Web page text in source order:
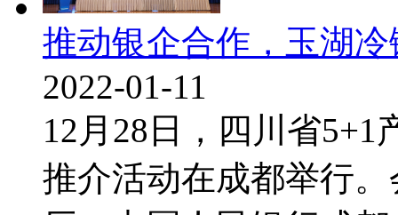
推动银企合作，玉湖
2022-01-11
12月28日，四川省
推介活动在成都举行